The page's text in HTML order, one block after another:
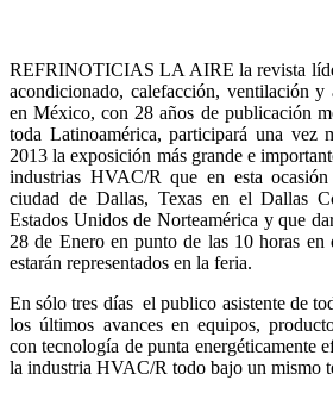
REFRINOTICIAS LA AIRE la revista
acondicionado, calefacción, ventilación
en México, con 28 años de publicación
toda Latinoamérica, participará una
2013 la exposición más grande e
industrias HVAC/R que en esta
ciudad de Dallas, Texas en el Dallas
Estados Unidos de Norteamérica y que
28 de Enero en punto de las 10 horas en
estarán representados en la feria.
En sólo tres días el publico asistente de
los últimos avances en equipos,
con tecnología de punta energéticamente
la industria HVAC/R todo bajo un mismo